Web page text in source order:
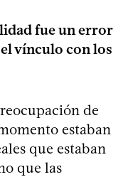
fue un error
vínculo con los
de
estaban
que estaban
que las